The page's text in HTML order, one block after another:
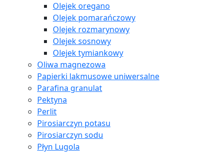
Olejek oregano
Olejek pomarańczowy
Olejek rozmarynowy
Olejek sosnowy
Olejek tymiankowy
Oliwa magnezowa
Papierki lakmusowe uniwersalne
Parafina granulat
Pektyna
Perlit
Pirosiarczyn potasu
Pirosiarczyn sodu
Płyn Lugola